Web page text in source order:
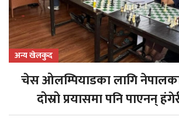
अन्य खेलकुद
‌चेस ओलम्पियाडका लागि
दोस्रो प्रयासमा पनि पाएनन्